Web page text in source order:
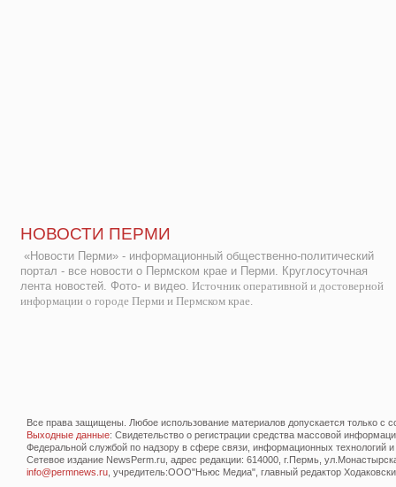
НОВОСТИ ПЕРМИ
«Новости Перми» - информационный общественно-политический
портал - все новости о Пермском крае и Перми. Круглосуточная
лента новостей. Фото- и видео. Источник оперативной и достоверной
информации о городе Перми и Пермском крае.
Все права защищены. Любое использование материалов допускается только с
Выходные данные: Свидетельство о регистрации средства массовой
Федеральной службой по надзору в сфере связи, информационных технологий
Сетевое издание NewsPerm.ru, адрес редакции: 614000, г.Пермь,
info@permnews.ru , учредитель:ООО"Ньюс Медиа", главный редактор